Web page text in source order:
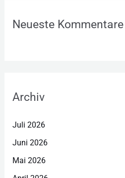
Neueste Kommentare
Archiv
Juli 2026
Juni 2026
Mai 2026